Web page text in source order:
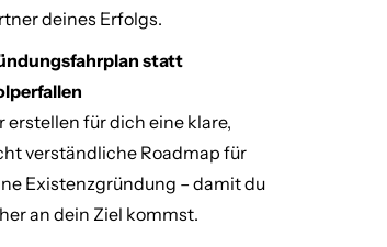
deines Erfolgs.
statt
erstellen für dich eine klare,
verständliche Roadmap für
Existenzgründung – damit du
an dein Ziel kommst.